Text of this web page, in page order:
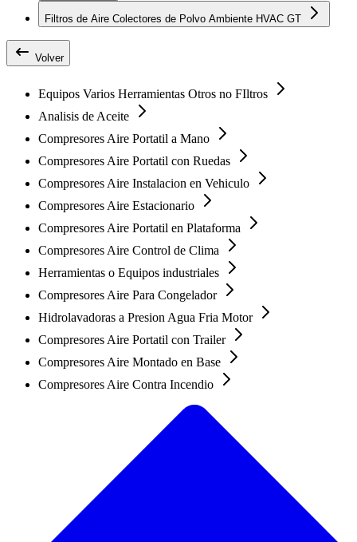
Filtros de Aire Colectores de Polvo Ambiente HVAC GT
Volver
Equipos Varios Herramientas Otros no FIltros
Analisis de Aceite
Compresores Aire Portatil a Mano
Compresores Aire Portatil con Ruedas
Compresores Aire Instalacion en Vehiculo
Compresores Aire Estacionario
Compresores Aire Portatil en Plataforma
Compresores Aire Control de Clima
Herramientas o Equipos industriales
Compresores Aire Para Congelador
Hidrolavadoras a Presion Agua Fria Motor
Compresores Aire Portatil con Trailer
Compresores Aire Montado en Base
Compresores Aire Contra Incendio